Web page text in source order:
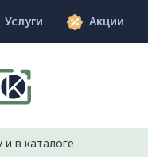
Услуги Акции